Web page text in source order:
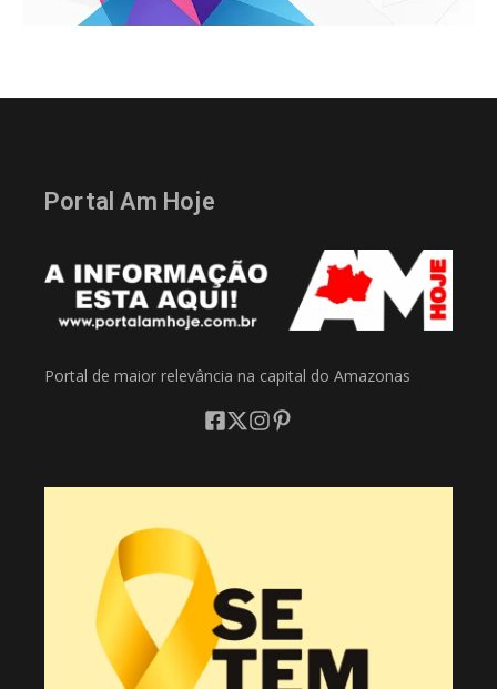
Portal Am Hoje
Portal de maior relevância na capital do Amazonas